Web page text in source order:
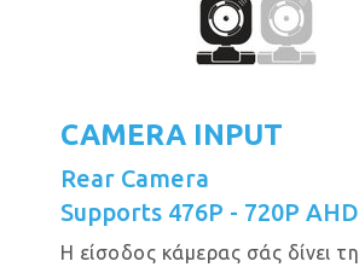
CAMERA INPUT
Rear Camera
Supports 476P - 720P AHD
Η είσοδος κάμερας σάς δίνει τη